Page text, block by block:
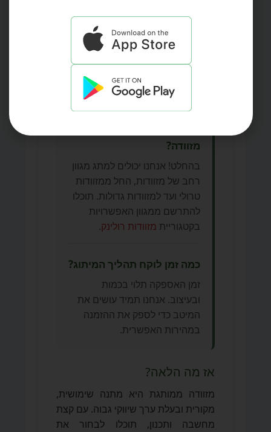
כמה עולה למתג מזוודה?
המחיר משתנה בהתאם לסוג
המזוודה, הכמות והעיצוב. הכי טוב
ליצור איתנו קשר ולקבל הצעת
מחיר מותאמת אישית.
מזוודה?
בהחלט! אנחנו יכולים למתג מגוון
רחב של מזוודות, החל ממזוודות
טרולי ועד למזוודות גדולות. תוכלו
להתרשם ממגוון האפשרויות
בקטגוריית מזוודות רולינק.
כמה זמן לוקח תהליך המיתוג?
זמן האספקה תלוי בכמות
ובעיצוב. אנחנו תמיד עושים את
המיטב כדי לספק את ההזמנה
במהירות האפשרית.
אז מה הלאה?
מזוודה ממותגת היא מתנה שימושית,
מקורית ובעלת ערך שיווקי גבוה. עם קצת
מחשבה ותכנון, תוכלו לבחור את